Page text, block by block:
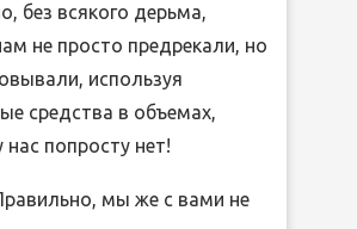
без всякого дерьма,
не просто предрекали, но
используя
средства в объемах,
нас попросту нет!
мы же с вами не